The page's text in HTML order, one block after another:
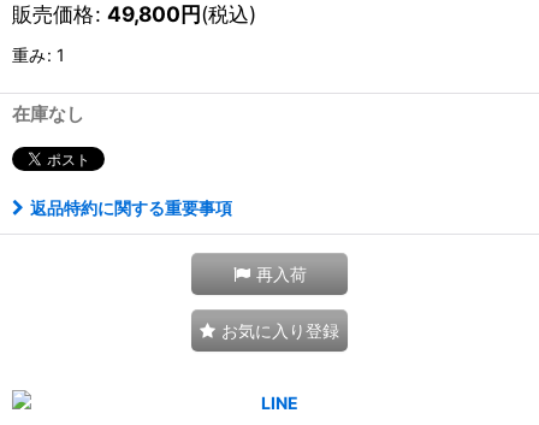
販売価格: 49,800円(税込)
重み: 1
在庫なし
返品特約に関する重要事項
再入荷
お気に入り登録